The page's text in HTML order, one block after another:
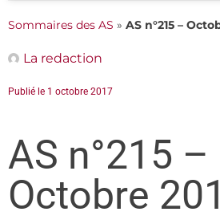
Sommaires des AS » AS n°215 –
La redaction
Publié le 1 octobre 2017
AS n°215 –
Octobre